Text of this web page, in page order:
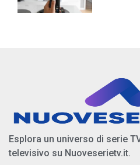
Esplora un universo di serie
televisivo su Nuoveserietv.it.